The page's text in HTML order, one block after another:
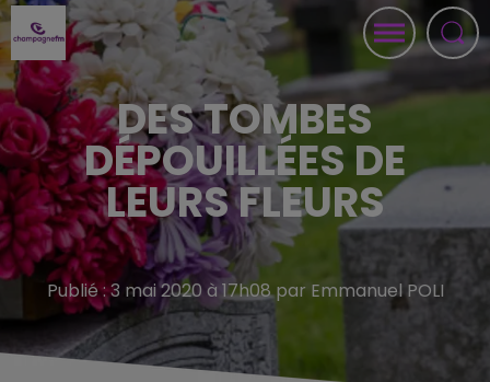
DES TOMBES
DÉPOUILLÉES DE
LEURS FLEURS
Publié : 3 mai 2020 à 17h08 par Emmanuel POLI